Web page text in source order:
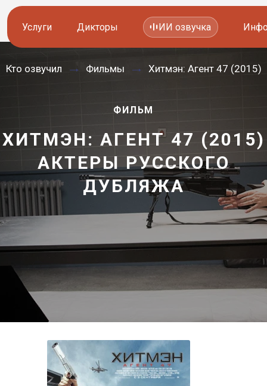
Услуги
Работа с аудио
Работа с текстом
Локализация и перевод
Другие услуги
Заказать звонок
Дикторы
Русские дикторы
Актеры озвучки
Контакты дикторов
ИИ голоса
Заказать звонок
ИИ озвучка
Кто озвучил Фильмы Хитмэн: Агент 47 (2015)
ФИЛЬМ
ХИТМЭН: АГЕНТ 47 (2015)
—
АКТЕРЫ РУССКОГО
ДУБЛЯЖА